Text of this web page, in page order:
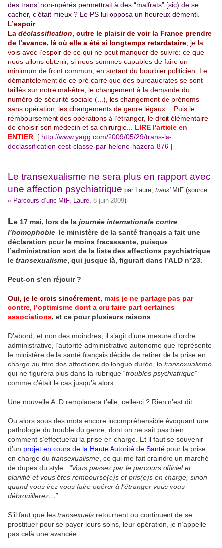
des trans’ non-opérés permettrait à des “malfrats” (sic) de se
cacher, c’était mieux ? Le PS lui opposa un heureux démenti.
L’espoir
La déclassification, outre le plaisir de voir la France prendre
de l’avance, là où elle a été si longtemps retardataire , je la
vois avec l’espoir de ce qui ne peut manquer de suivre: ce que
nous allons obtenir, si nous sommes capables de faire un
minimum de front commun, en sortant du bourbier politicien. Le
démantelement de ce pré carré que des bureaucrates se sont
taillés sur notre mal-être, le changement à la demande du
numéro de sécurité sociale (...), les changement de prénoms
sans opération, les changements de genre légaux… Puis le
remboursement des opérations à l’étranger, le droit élémentaire
de choisir son médecin et sa chirurgie...
LIRE l'article en
ENTIER [ http://www.yagg.com/2009/05/29/trans-la-
declassification-cest-classe-par-helene-hazera-876 ]
Le transexualisme ne sera plus en rapport avec
une affection psychiatrique par Laure, trans'MtF (source :
« Parcours d’une MtF, Laure 8 juin 2009)
Le 17 mai, lors de la journée internationale contre
l’homophobie, le ministère de la santé français a fait une
déclaration pour le moins fracassante, puisque
l’administration sort de la liste des affections psychiatrique
le transexualisme, qui jusque là, figurait dans l’ALD n°23.
Peut-on s’en réjouir ?
Oui, je le crois sincérement, mais je ne partage pas par
contre, l’optimisme dont a cru faire part certaines
associations, et ce pour plusieurs raisons
D’abord, et non des moindres, il s’agit d’une mesure d’ordre
administrative, l’autorité administrative autonome que représente
le ministère de la santé français décide de retirer de la prise en
charge au titre des affections de longue durée, le transexualisme
qui ne figurera plus dans la rubrique “troubles psychiatrique”
comme c’était le cas jusqu’à alors.
Une nouvelle ALD remplacera t’elle, celle-ci ? Rien n’est dit….
Ou alors sous des mots encore incompréhensible évoquant une
pathologie du trouble du genre, dont on ne sait pas bien
comment s’effectuerai la prise en charge. Et il faut se souvenir
d’un projet en cours de la Haute Autorité de Santé pour la prise
en charge du transexualisme , ce qui me fait craindre un marché
de dupes du style : “Vous passez par le parcours officiel et
planifié et vous êtes remboursé(e)s et pris(e)s en charge, sinon
quand vous irez vous faire opérer à l’étranger vous vous
débrouillerez…”
S’il faut que les transexuels retournent ou continuent de se
prostituer pour se payer leurs soins, leur opération, je n’appelle
pas celà une avancée.